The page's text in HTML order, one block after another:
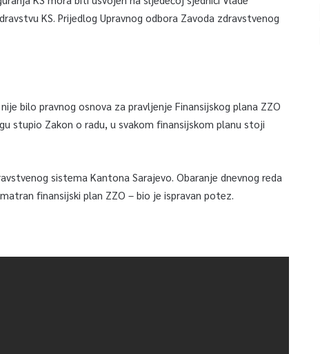
KS. Prijedlog Upravnog odbora Zavoda zdravstvenog
bilo pravnog osnova za pravljenje Finansijskog plana ZZO
stupio Zakon o radu, u svakom finansijskom planu stoji
sistema Kantona Sarajevo. Obaranje dnevnog reda
finansijski plan ZZO – bio je ispravan potez.